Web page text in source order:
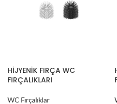
HİJYENİK FIRÇA WC
FIRÇALIKLARI
WC Fırçalıklar